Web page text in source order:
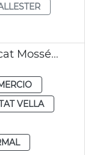
Carrera Sant Silvestre al mercat Mossén Sorell
VELLA